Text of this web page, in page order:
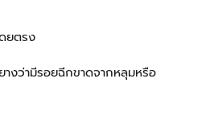
ยตรง
งว่ามีรอยฉีกขาดจากหลุมหรือ